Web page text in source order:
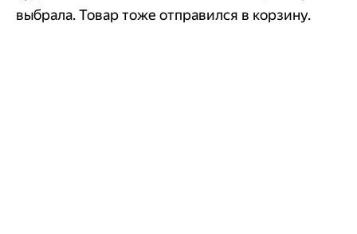
выбрала. Товар тоже отправился в корзину.